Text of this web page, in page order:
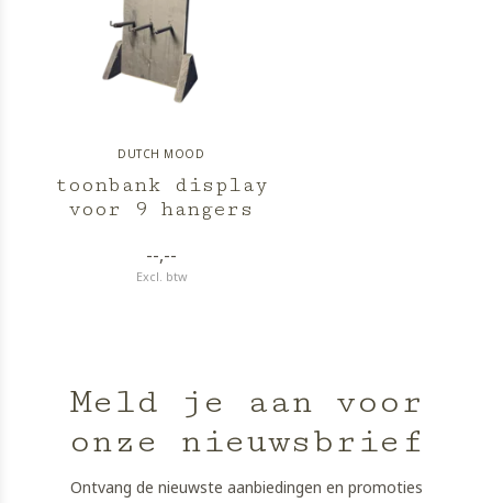
DUTCH MOOD
toonbank display
voor 9 hangers
--,--
Excl. btw
Meld je aan voor
onze nieuwsbrief
Ontvang de nieuwste aanbiedingen en promoties